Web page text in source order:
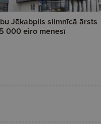
Jēkabpils slimnīcā ārsts
000 eiro mēnesī